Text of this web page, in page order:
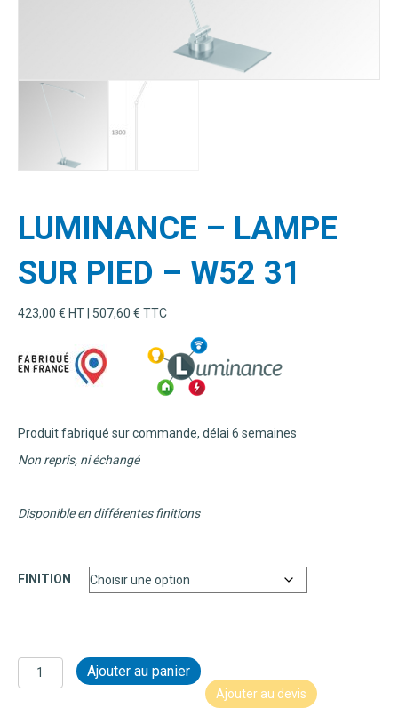
LUMINANCE – LAMPE
SUR PIED – W52 31
423,00 € HT | 507,60 € TTC
Produit fabriqué sur commande, délai 6 semaines
Non repris, ni échangé
Disponible en différentes finitions
FINITION
quantité
de
Ajouter au panier
Ajouter au devis